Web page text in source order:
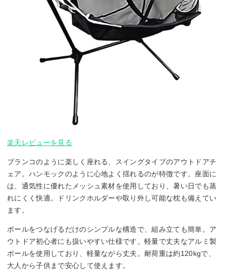
楽天レビューを見る
ブランコのように楽しく座れる、スイングタイプのアウトドアチ
ェア。ハンモックのように心地よく揺れるのが特徴です。座面に
は、通気性に優れたメッシュ素材を使用しており、暑い日でも蒸
れにくく快適。ドリンクホルダーや取り外し可能な枕も備えてい
ます。
ポールをつなげるだけのシンプルな構造で、組み立ても簡単。ア
ウトドア初心者にも扱いやすい仕様です。軽量で丈夫なアルミ製
ポールを使用しており、軽量ながら丈夫。耐荷重は約120kgで、
大人から子供まで安心して使えます。